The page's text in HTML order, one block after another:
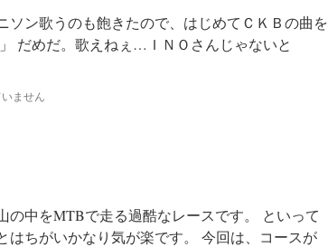
ソン歌うのも飽きたので、はじめてＣＫＢの曲を
だめだ。歌えねぇ…ＩＮＯさんじゃないと
ません
の中をMTBで走る過酷なレースです。 といって
はちがいかなり気が楽です。 今回は、コースが